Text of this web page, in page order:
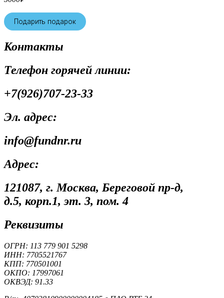
Подарить подарок
Контакты
Телефон горячей линии:
+7(926)707-23-33
Эл. адрес:
info@fundnr.ru
Адрес:
121087, г. Москва, Береговой пр-д,
д.5, корп.1, эт. 3, пом. 4
Реквизиты
ОГРН: 113 779 901 5298
ИНН: 7705521767
КПП: 770501001
ОКПО: 17997061
ОКВЭД: 91.33